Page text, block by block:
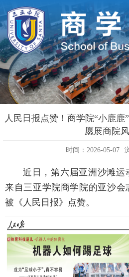
人民日报点赞！商学院“小鹿
愿展商院
时间：2026-05-07
近日，第六届亚洲沙滩运
来自三亚学院商学院的亚沙会
被《人民日报》点赞。